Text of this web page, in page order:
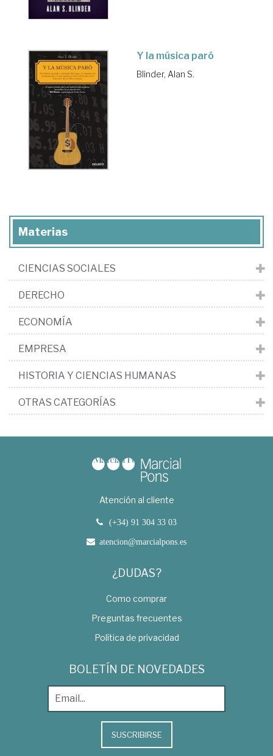
Y la música paró
Blinder, Alan S.
Materias
CIENCIAS SOCIALES
DERECHO
ECONOMÍA
EMPRESA
HISTORIA Y CIENCIAS HUMANAS
OTRAS CATEGORÍAS
Atención al cliente
(+34) 91 304 33 03
atencion@marcialpons.es
¿DUDAS?
Como comprar
Preguntas frecuentes
Política de privacidad
BOLETÍN DE NOVEDADES
SUSCRIBIRSE